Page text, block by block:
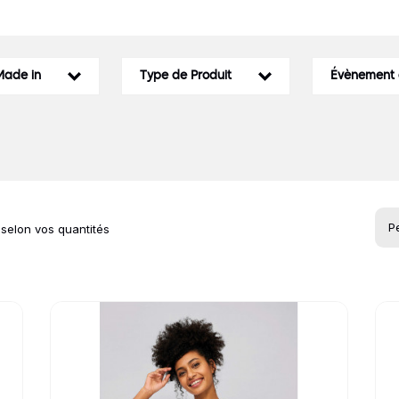
vos quantités
de la
in Type de Produit